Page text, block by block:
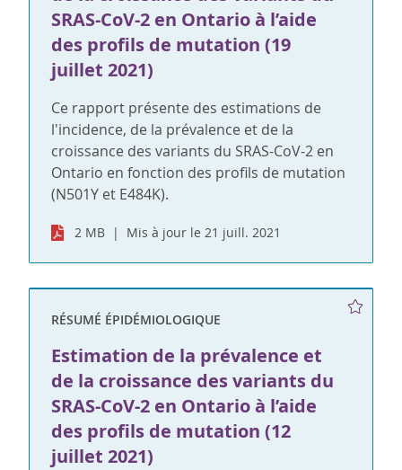
SRAS-CoV-2 en Ontario à l’aide
des profils de mutation (19
juillet 2021)
Ce rapport présente des estimations de
l'incidence, de la prévalence et de la
croissance des variants du SRAS-CoV-2 en
Ontario en fonction des profils de mutation
(N501Y et E484K).
2 MB Mis à jour le 21 juill. 2021
RÉSUMÉ ÉPIDÉMIOLOGIQUE
Estimation de la prévalence et
de la croissance des variants du
SRAS-CoV-2 en Ontario à l’aide
des profils de mutation (12
juillet 2021)